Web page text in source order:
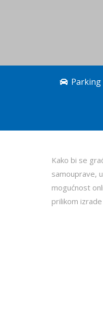
Parking
Kako bi se
samouprave,
mogućnost
prilikom